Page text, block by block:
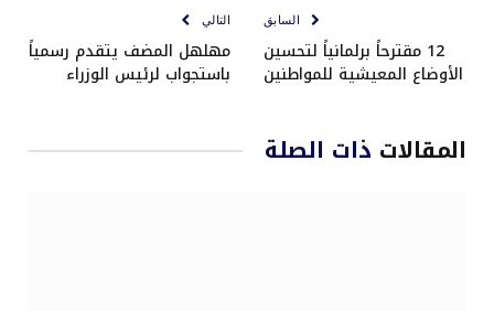
السابق
12 مقترحاً برلمانياً لتحسين
الأوضاع المعيشية للمواطنين
التالي
مهلهل المضف يتقدم رسمياً
باستجواب لرئيس الوزراء
المقالات ذات الصلة